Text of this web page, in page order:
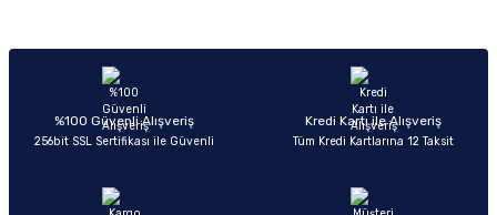
Ürün açıklamasında eksik bilgiler bulunuyor.
Ürün bilgilerinde hatalar bulunuyor.
Ürün fiyatı diğer sitelerden daha pahalı.
Sitemize ilk yorumu siz yapın!
%100 Güvenli Alışveriş
256bit SSL Sertifikası ile Güvenli
Kredi Kartı ile Alışveriş
Tüm Kredi Kartlarına 12 Taksit